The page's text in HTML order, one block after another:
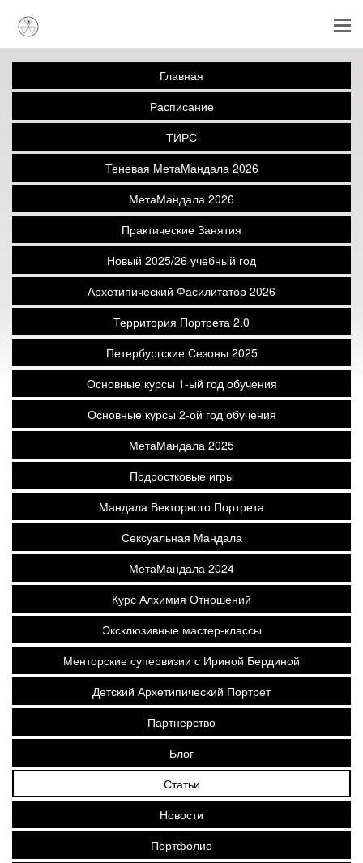
Главная
Расписание
ТИРС
Теневая МетаМандала 2026
МетаМандала 2026
Практические Занятия
Новый 2025/26 учебный год
Архетипический Фасилитатор 2026
Территория Портрета 2.0
Петербургские Сезоны 2025
Основные курсы 1-ый год обучения
Основные курсы 2-ой год обучения
МетаМандала 2025
Подростковые игры
Мандала Векторного Портрета
Сексуальная Мандала
МетаМандала 2024
Курс Алхимия Отношений
Эксклюзивные мастер-классы
Менторские супервизии с Ириной Бердиной
Детский Архетипический Портрет
Партнерство
Блог
Статьи
Новости
Портфолио